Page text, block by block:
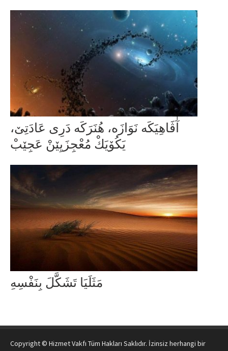
آٰڤَاهِیَکَە نَوَازَە، هُنَرَكَه دَرِی عَادَتِێ،
یَکُۆیَكْ مُعْجِزَیِێنْ عَجِێبْ
مَثَلَیَا تَشَکَّلَ بِنَفْسِهِ
Copyright © Hizmet Vakfı Tüm Hakları Saklıdır. İzinsiz herhangi bir